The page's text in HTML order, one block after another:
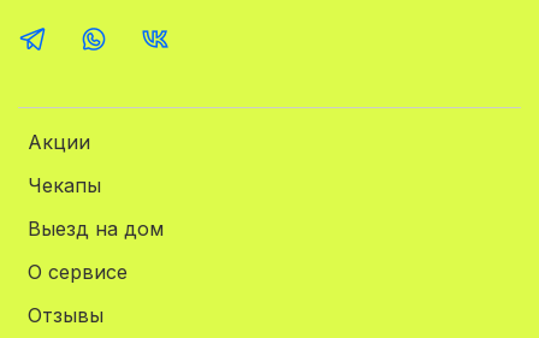
Акции
Чекапы
Выезд на дом
О сервисе
Отзывы